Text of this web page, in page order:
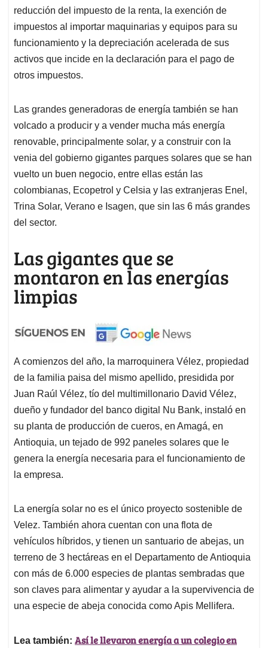
reducción del impuesto de la renta, la exención de
impuestos al importar maquinarias y equipos para su
funcionamiento y la depreciación acelerada de sus
activos que incide en la declaración para el pago de
otros impuestos.
Las grandes generadoras de energía también se han
volcado a producir y a vender mucha más energía
renovable, principalmente solar, y a construir con la
venia del gobierno gigantes parques solares que se han
vuelto un buen negocio, entre ellas están las
colombianas, Ecopetrol y Celsia y las extranjeras Enel,
Trina Solar, Verano e Isagen, que sin las 6 más grandes
del sector.
Las gigantes que se
montaron en las energías
limpias
A comienzos del año, la marroquinera Vélez, propiedad
de la familia paisa del mismo apellido, presidida por
Juan Raúl Vélez, tío del multimillonario David Vélez,
dueño y fundador del banco digital Nu Bank, instaló en
su planta de producción de cueros, en Amagá, en
Antioquia, un tejado de 992 paneles solares que le
genera la energía necesaria para el funcionamiento de
la empresa.
La energía solar no es el único proyecto sostenible de
Velez. También ahora cuentan con una flota de
vehículos híbridos, y tienen un santuario de abejas, un
terreno de 3 hectáreas en el Departamento de Antioquia
con más de 6.000 especies de plantas sembradas que
son claves para alimentar y ayudar a la supervivencia de
una especie de abeja conocida como Apis Mellifera.
Lea también: Así le llevaron energía a un colegio en